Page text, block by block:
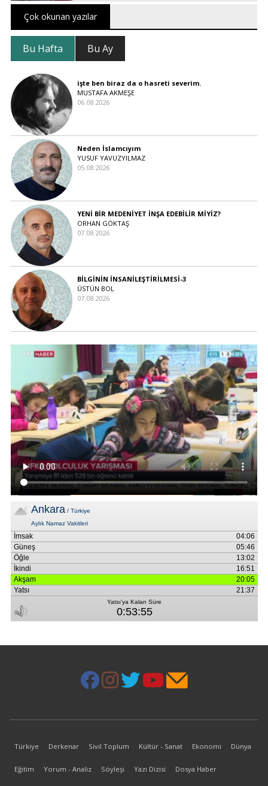
Çok okunan yazılar
Bu Hafta Bu Ay
işte ben biraz da o hasreti severim.
MUSTAFA AKMEŞE
06.08.2026
Neden İslamcıyım
YUSUF YAVUZYILMAZ
05.08.2026
YENİ BİR MEDENİYET İNŞA EDEBİLİR MİYİZ?
ORHAN GÖKTAŞ
07.08.2026
BİLGİNİN İNSANİLEŞTİRİLMESİ-3
ÜSTÜN BOL
07.08.2026
Türkiye Derkenar Sivil Toplum Kültür - Sanat Ekonomi Dünya
Eğitim Yorum - Analiz Söyleşi Yazı Dizisi Dosya Haber